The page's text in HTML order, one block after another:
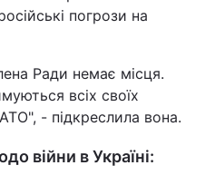
погрози на
Ради немає місця.
всіх своїх
- підкреслила вона.
війни в Україні: